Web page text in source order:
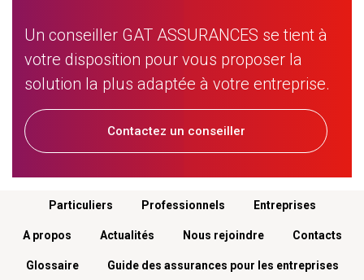
Un conseiller GAT ASSURANCES se tient à
votre disposition pour vous proposer la
solution la plus adaptée à votre entreprise.
Contactez un conseiller
Menu footer
Particuliers Professionnels Entreprises
A propos Actualités Nous rejoindre Contacts
Glossaire Guide des assurances pour les entreprises